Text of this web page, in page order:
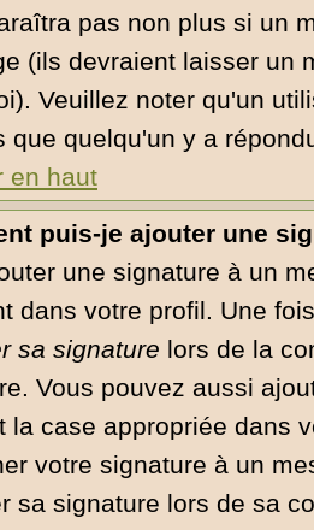
pas non plus si un
(ils devraient laisser un
Veuillez noter qu'un
que quelqu'un y a
en haut
puis-je ajouter une
une signature à un
dans votre profil. Une
sa signature lors de la
Vous pouvez aussi
la case appropriée dans
votre signature à un
sa signature lors de sa